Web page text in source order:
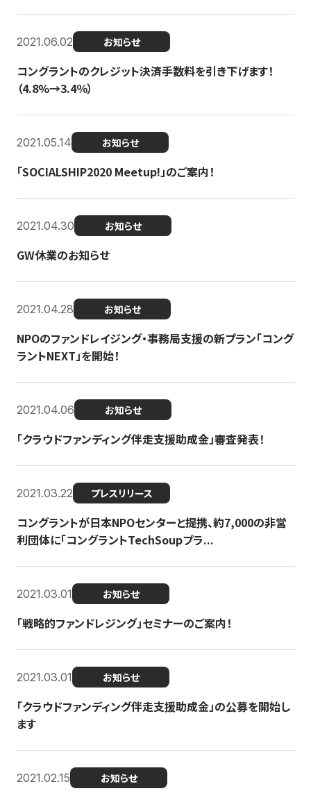
2021.06.02 お知らせ
コングラントのクレジット決済手数料を引き下げます！
（4.8%→3.4％）
2021.05.14 お知らせ
「SOCIALSHIP2020 Meetup!」のご案内！
2021.04.30 お知らせ
GW休業のお知らせ
2021.04.28 お知らせ
NPOのファンドレイジング・事務局支援の新プラン「コング
ラントNEXT」を開始！
2021.04.06 お知らせ
「クラウドファンディング伴走支援助成金」審査発表！
2021.03.22 プレスリリース
コングラントが日本NPOセンターと提携、約7,000の非営
利団体に「コングラントTechSoupプラ...
2021.03.01 お知らせ
「戦略的ファンドレジング」セミナーのご案内！
2021.03.01 お知らせ
「クラウドファンディング伴走支援助成金」の公募を開始し
ます
2021.02.15 お知らせ